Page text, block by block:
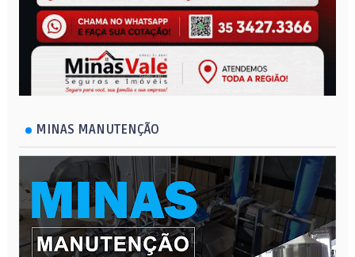
MINAS MANUTENÇÃO